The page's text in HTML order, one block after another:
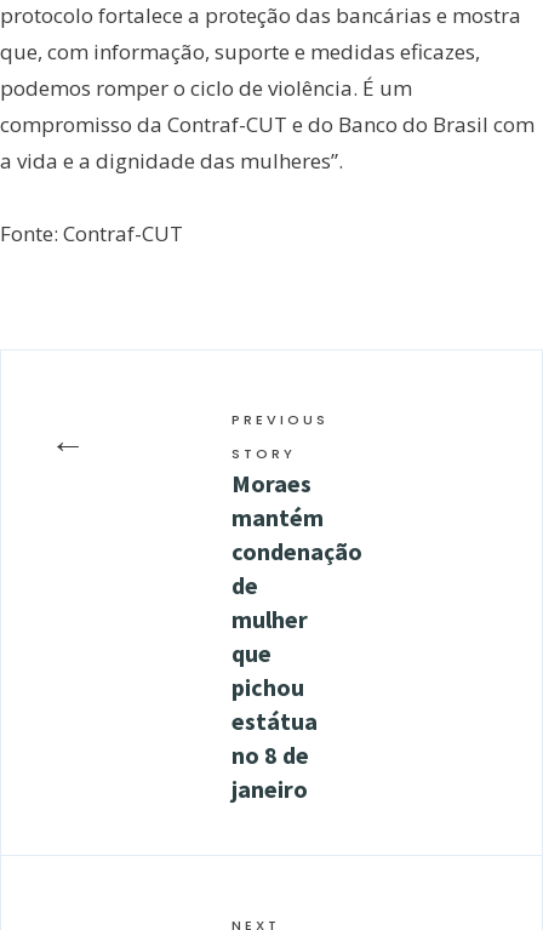
protocolo fortalece a proteção das bancárias e mostra
que, com informação, suporte e medidas eficazes,
podemos romper o ciclo de violência. É um
compromisso da Contraf-CUT e do Banco do Brasil com
a vida e a dignidade das mulheres”.
Fonte: Contraf-CUT
←
PREVIOUS
STORY
Moraes
mantém
condenação
de
mulher
que
pichou
estátua
no 8 de
janeiro
NEXT